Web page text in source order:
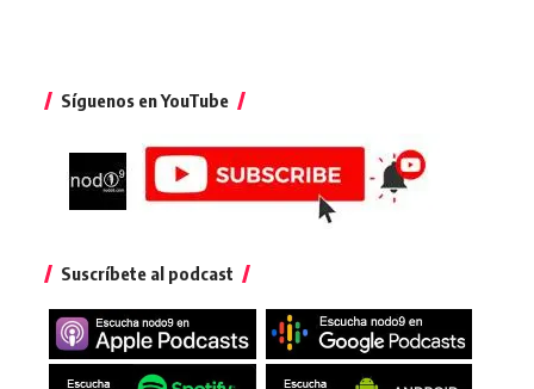
Síguenos en YouTube
Suscríbete al podcast